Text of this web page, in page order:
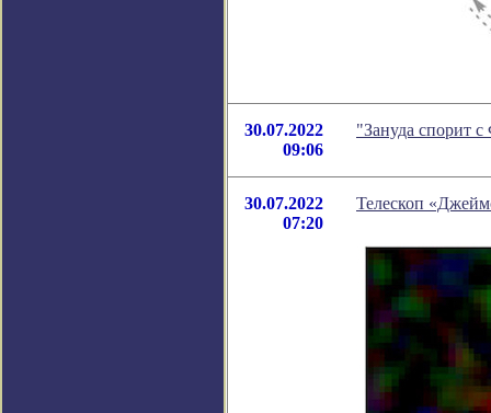
30.07.2022
09:06
"Зануда спорит
30.07.2022
07:20
Телескоп